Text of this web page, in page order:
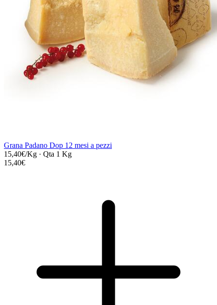
Grana Padano Dop 12 mesi a pezzi
15,40€/Kg · Qta 1 Kg
15,40€